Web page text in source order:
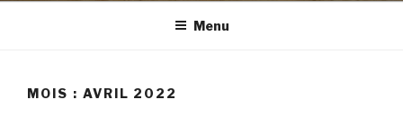
Menu
MOIS : AVRIL 2022